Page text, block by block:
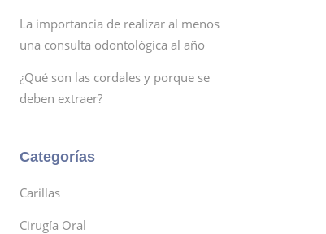
La importancia de realizar al menos
una consulta odontológica al año
¿Qué son las cordales y porque se
deben extraer?
Categorías
Carillas
Cirugía Oral